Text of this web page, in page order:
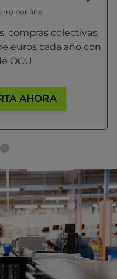
por año
compras colectivas,
euros cada año con
OCU.
AHORA